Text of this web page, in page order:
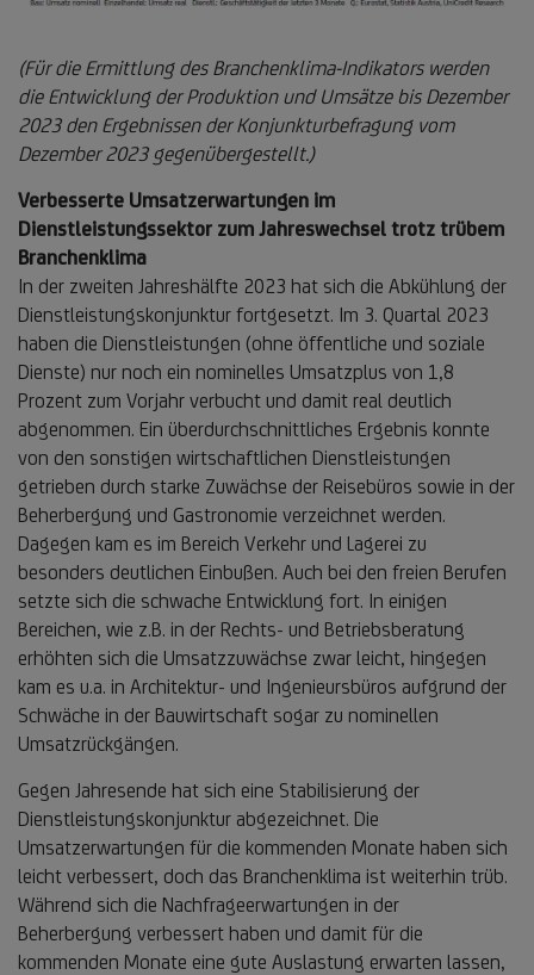
(Für die Ermittlung des Branchenklima-Indikators werden
die Entwicklung der Produktion und Umsätze bis Dezember
2023 den Ergebnissen der Konjunkturbefragung vom
Dezember 2023 gegenübergestellt.)
Verbesserte Umsatzerwartungen im
Dienstleistungssektor zum Jahreswechsel trotz trübem
Branchenklima
In der zweiten Jahreshälfte 2023 hat sich die Abkühlung der
Dienstleistungskonjunktur fortgesetzt. Im 3. Quartal 2023
haben die Dienstleistungen (ohne öffentliche und soziale
Dienste) nur noch ein nominelles Umsatzplus von 1,8
Prozent zum Vorjahr verbucht und damit real deutlich
abgenommen. Ein überdurchschnittliches Ergebnis konnte
von den sonstigen wirtschaftlichen Dienstleistungen
getrieben durch starke Zuwächse der Reisebüros sowie in der
Beherbergung und Gastronomie verzeichnet werden.
Dagegen kam es im Bereich Verkehr und Lagerei zu
besonders deutlichen Einbußen. Auch bei den freien Berufen
setzte sich die schwache Entwicklung fort. In einigen
Bereichen, wie z.B. in der Rechts- und Betriebsberatung
erhöhten sich die Umsatzzuwächse zwar leicht, hingegen
kam es u.a. in Architektur- und Ingenieursbüros aufgrund der
Schwäche in der Bauwirtschaft sogar zu nominellen
Umsatzrückgängen.
Gegen Jahresende hat sich eine Stabilisierung der
Dienstleistungskonjunktur abgezeichnet. Die
Umsatzerwartungen für die kommenden Monate haben sich
leicht verbessert, doch das Branchenklima ist weiterhin trüb.
Während sich die Nachfrageerwartungen in der
Beherbergung verbessert haben und damit für die
kommenden Monate eine gute Auslastung erwarten lassen,